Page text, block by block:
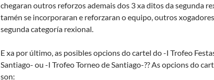
chegaran outros reforzos ademais dos 3 xa ditos da segunda
tamén se incorporaran e reforzaran o equipo, outros
segunda categoría rexional.
E xa por último, as posibles opcions do cartel do -I Trofeo
Santiago- ou -I Trofeo Torneo de Santiago-?? As opcions do
son: